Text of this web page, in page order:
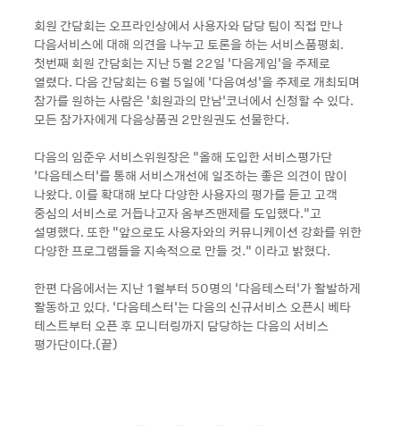
회원 간담회는 오프라인상에서 사용자와 담당 팀이 직접 만나
다음서비스에 대해 의견을 나누고 토론을 하는 서비스품평회.
첫번째 회원 간담회는 지난 5월 22일 ‘다음게임’을 주제로
열렸다. 다음 간담회는 6월 5일에 ‘다음여성’을 주제로 개최되며
참가를 원하는 사람은 ‘회원과의 만남’코너에서 신청할 수 있다.
모든 참가자에게 다음상품권 2만원권도 선물한다.
다음의 임준우 서비스위원장은 “올해 도입한 서비스평가단
‘다음테스터’를 통해 서비스개선에 일조하는 좋은 의견이 많이
나왔다. 이를 확대해 보다 다양한 사용자의 평가를 듣고 고객
중심의 서비스로 거듭나고자 옴부즈맨제를 도입했다.”고
설명했다. 또한 “앞으로도 사용자와의 커뮤니케이션 강화를 위한
다양한 프로그램들을 지속적으로 만들 것.” 이라고 밝혔다.
한편 다음에서는 지난 1월부터 50명의 ‘다음테스터’가 활발하게
활동하고 있다. ‘다음테스터’는 다음의 신규서비스 오픈시 베타
테스트부터 오픈 후 모니터링까지 담당하는 다음의 서비스
평가단이다.(끝)